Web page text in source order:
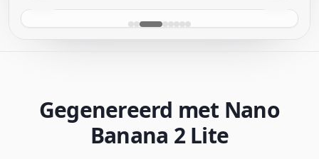
Gegenereerd met Nano
Banana 2 Lite